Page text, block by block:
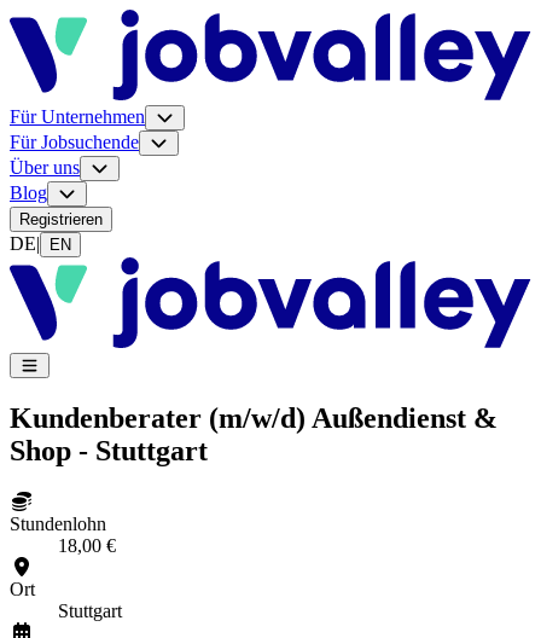
Für Unternehmen
Für Jobsuchende
Über uns
Blog
Registrieren
DE| EN
Kundenberater (m/w/d) Außendienst &
Shop - Stuttgart
Stundenlohn
18,00 €
Ort
Stuttgart